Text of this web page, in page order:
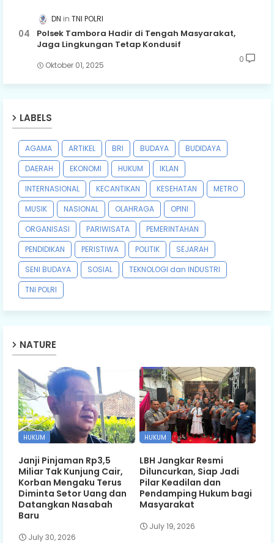
DN TNI POLRI
Polsek Tambora Hadir di Tengah Masyarakat,
Jaga Lingkungan Tetap Kondusif
Oktober 01, 2025
0
LABELS
AGAMA ARTIKEL BRI BUDAYA
BUDIDAYA
DAERAH
EKONOMI HUKUM
IKLAN
INTERNASIONAL
KECANTIKAN KESEHATAN
METRO
MUSIK
NASIONAL OLAHRAGA
OPINI
ORGANISASI
PARIWISATA
PEMERINTAHAN
PENDIDIKAN
PERISTIWA POLITIK
SEJARAH
SENI BUDAYA
SOSIAL
TEKNOLOGI dan INDUSTRI
TNI POLRI
NATURE
HUKUM
Janji Pinjaman Rp3,5
Miliar Tak Kunjung Cair,
Korban Mengaku Terus
Diminta Setor Uang dan
Datangkan Nasabah
Baru
July 30, 2026
HUKUM
LBH Jangkar Resmi
Diluncurkan, Siap Jadi
Pilar Keadilan dan
Pendamping Hukum bagi
Masyarakat
July 19, 2026